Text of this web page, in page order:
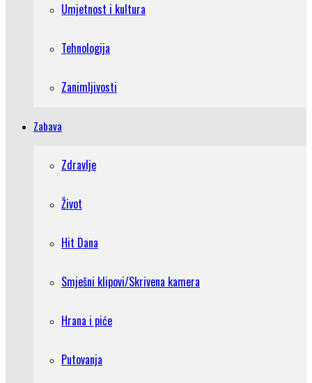
Umjetnost i kultura
Tehnologija
Zanimljivosti
Zabava
Zdravlje
Život
Hit Dana
Smješni klipovi/Skrivena kamera
Hrana i piće
Putovanja